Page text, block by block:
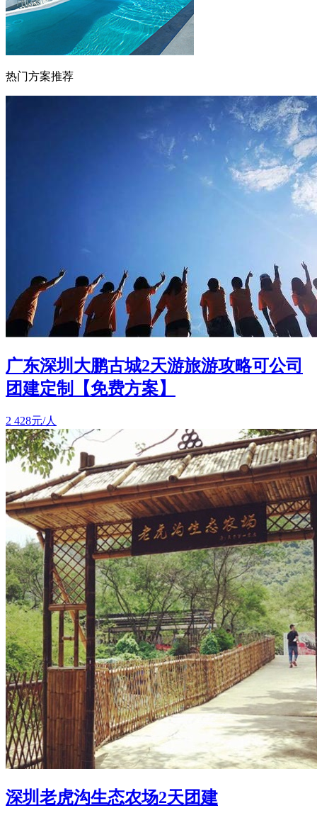
热门方案推荐
广东深圳大鹏古城2天游旅游攻略可公司
团建定制【免费方案】
2 428元/人
深圳老虎沟生态农场2天团建